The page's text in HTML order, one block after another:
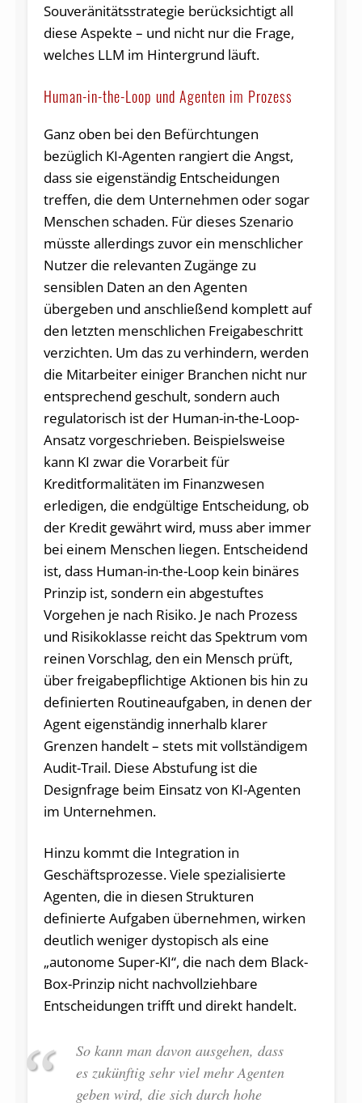
Souveränitätsstrategie berücksichtigt all
diese Aspekte – und nicht nur die Frage,
welches LLM im Hintergrund läuft.
Human-in-the-Loop und Agenten im Prozess
Ganz oben bei den Befürchtungen
bezüglich KI-Agenten rangiert die Angst,
dass sie eigenständig Entscheidungen
treffen, die dem Unternehmen oder sogar
Menschen schaden. Für dieses Szenario
müsste allerdings zuvor ein menschlicher
Nutzer die relevanten Zugänge zu
sensiblen Daten an den Agenten
übergeben und anschließend komplett auf
den letzten menschlichen Freigabeschritt
verzichten. Um das zu verhindern, werden
die Mitarbeiter einiger Branchen nicht nur
entsprechend geschult, sondern auch
regulatorisch ist der Human-in-the-Loop-
Ansatz vorgeschrieben. Beispielsweise
kann KI zwar die Vorarbeit für
Kreditformalitäten im Finanzwesen
erledigen, die endgültige Entscheidung, ob
der Kredit gewährt wird, muss aber immer
bei einem Menschen liegen. Entscheidend
ist, dass Human-in-the-Loop kein binäres
Prinzip ist, sondern ein abgestuftes
Vorgehen je nach Risiko. Je nach Prozess
und Risikoklasse reicht das Spektrum vom
reinen Vorschlag, den ein Mensch prüft,
über freigabepflichtige Aktionen bis hin zu
definierten Routineaufgaben, in denen der
Agent eigenständig innerhalb klarer
Grenzen handelt – stets mit vollständigem
Audit-Trail. Diese Abstufung ist die
Designfrage beim Einsatz von KI-Agenten
im Unternehmen.
Hinzu kommt die Integration in
Geschäftsprozesse. Viele spezialisierte
Agenten, die in diesen Strukturen
definierte Aufgaben übernehmen, wirken
deutlich weniger dystopisch als eine
„autonome Super-KI“, die nach dem Black-
Box-Prinzip nicht nachvollziehbare
Entscheidungen trifft und direkt handelt.
So kann man davon ausgehen, dass
es zukünftig sehr viel mehr Agenten
geben wird, die sich durch hohe